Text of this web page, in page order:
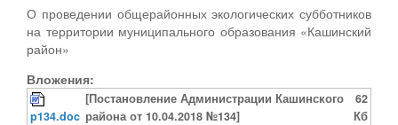
О проведении общерайонных экологических субботников
на территории муниципального образования «Кашинский
район»
Вложения:
p134.doc
[Постановление Администрации Кашинского
района от 10.04.2018 №134]
62
Кб